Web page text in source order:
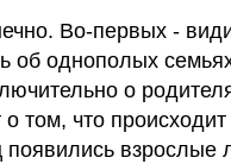
Во-первых -
об однополых
о
том, что
появились взрослые